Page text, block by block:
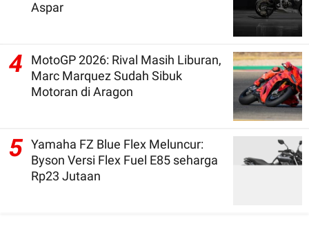
Aspar
4
MotoGP 2026: Rival Masih Liburan,
Marc Marquez Sudah Sibuk
Motoran di Aragon
5 Yamaha FZ Blue Flex Meluncur:
Byson Versi Flex Fuel E85 seharga
Rp23 Jutaan